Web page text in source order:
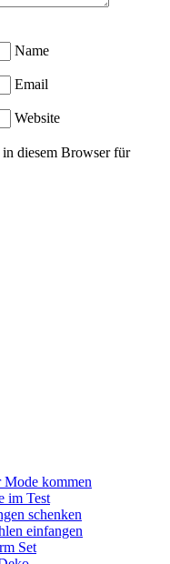
Name
Email
Website
diesem Browser für
Mode kommen
im Test
schenken
einfangen
Set